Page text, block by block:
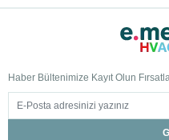
Haber Bültenimize Kayıt Olun